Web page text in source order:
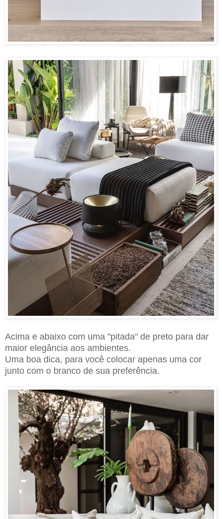
Acima e abaixo com uma "pitada" de preto para dar
maior elegância aos ambientes.
Uma boa dica, para você colocar apenas uma cor
junto com o branco de sua preferência.